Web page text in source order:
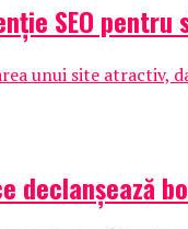
SEO pentru
unui site atractiv,
declanșează